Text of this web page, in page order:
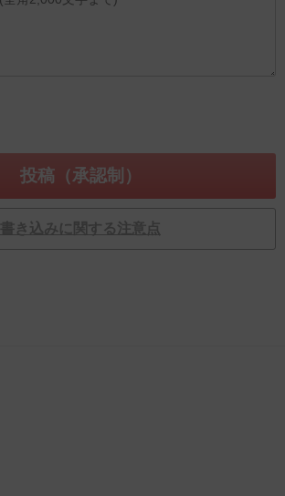
書き込みに関する注意点